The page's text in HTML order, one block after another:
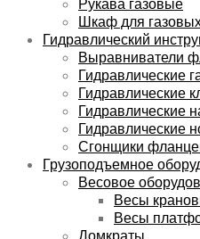
Шкаф для
Гидравлический
Выравниватели
Гидравлические
Гидравлические
Гидравлические
Гидравлические
Сгонщики
Грузоподъемное
Весовое
Весы
Весы
Домкраты